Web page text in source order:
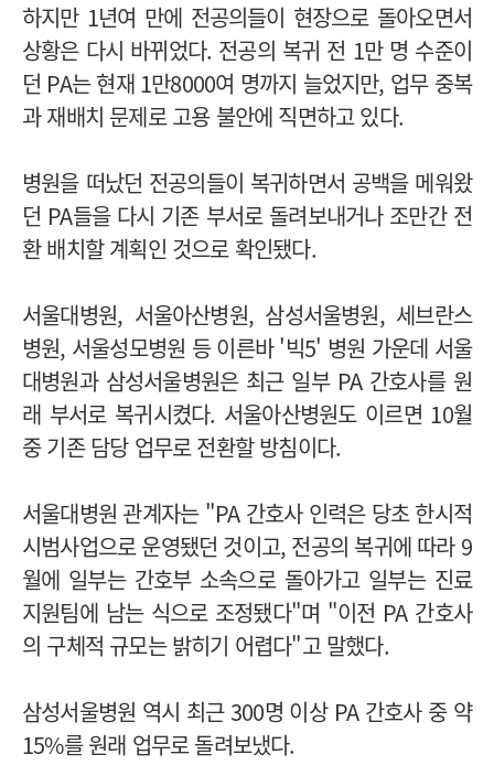
하지만 1년여 만에 전공의들이 현장으로 돌아오면서
상황은 다시 바뀌었다. 전공의 복귀 전 1만 명 수준이
던 PA는 현재 1만8000여 명까지 늘었지만, 업무 중복
과 재배치 문제로 고용 불안에 직면하고 있다.
병원을 떠났던 전공의들이 복귀하면서 공백을 메워왔
던 PA들을 다시 기존 부서로 돌려보내거나 조만간 전
환 배치할 계획인 것으로 확인됐다.
서울대병원, 서울아산병원, 삼성서울병원, 세브란스
병원, 서울성모병원 등 이른바 '빅5' 병원 가운데 서울
대병원과 삼성서울병원은 최근 일부 PA 간호사를 원
래 부서로 복귀시켰다. 서울아산병원도 이르면 10월
중 기존 담당 업무로 전환할 방침이다.
서울대병원 관계자는 "PA 간호사 인력은 당초 한시적
시범사업으로 운영됐던 것이고, 전공의 복귀에 따라 9
월에 일부는 간호부 소속으로 돌아가고 일부는 진료
지원팀에 남는 식으로 조정됐다"며 "이전 PA 간호사
의 구체적 규모는 밝히기 어렵다"고 말했다.
삼성서울병원 역시 최근 300명 이상 PA 간호사 중 약
15%를 원래 업무로 돌려보냈다.